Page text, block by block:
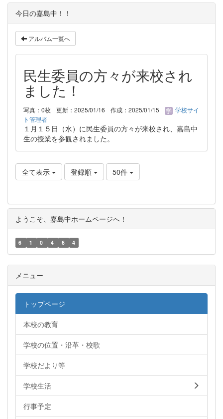
今日の嘉島中！！
アルバム一覧へ
民生委員の方々が来校され
ました！
写真：0枚 更新：2025/01/16 作成：2025/01/15
学校サイ
ト管理者
１月１５日（水）に民生委員の方々が来校され、嘉島中
生の授業を参観されました。
全て表示 登録順 50件
ようこそ、嘉島中ホームページへ！
6 1 0 4 6 4
メニュー
トップページ
本校の教育
学校の位置・沿革・校歌
学校だより等
学校生活
行事予定